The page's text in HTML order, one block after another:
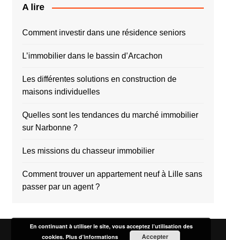
A lire
Comment investir dans une résidence seniors
L’immobilier dans le bassin d’Arcachon
Les différentes solutions en construction de
maisons individuelles
Quelles sont les tendances du marché immobilier
sur Narbonne ?
Les missions du chasseur immobilier
Comment trouver un appartement neuf à Lille sans
passer par un agent ?
En continuant à utiliser le site, vous acceptez l’utilisation des
cookies.Plus d’informations Accepter